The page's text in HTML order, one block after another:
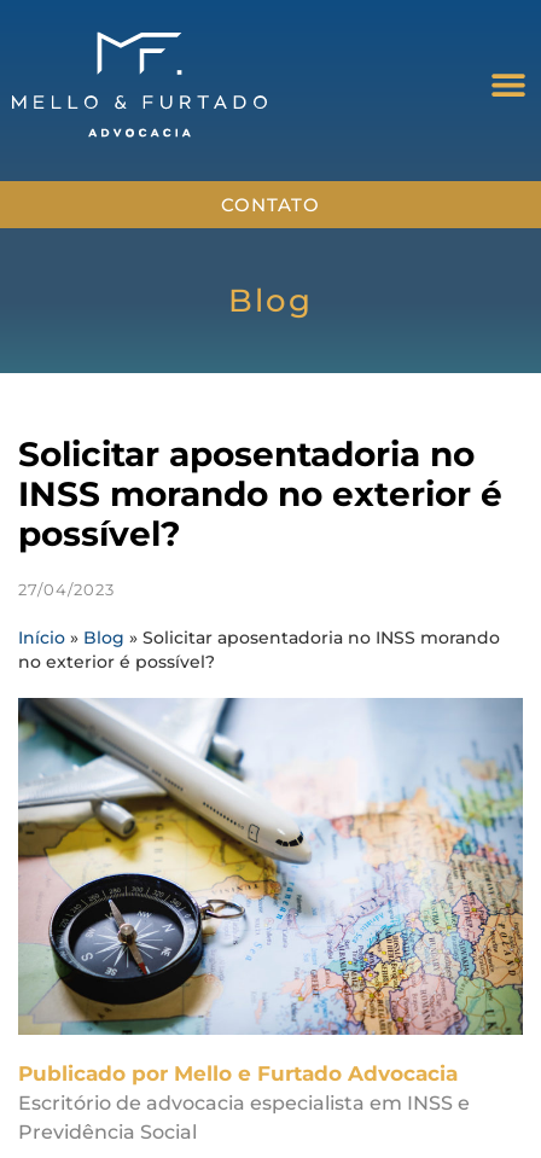
CONTATO
Blog
Solicitar aposentadoria no
INSS morando no exterior é
possível?
27/04/2023
Início » Blog » Solicitar aposentadoria no INSS morando
no exterior é possível?
Publicado por Mello e Furtado Advocacia
Escritório de advocacia especialista em INSS e
Previdência Social